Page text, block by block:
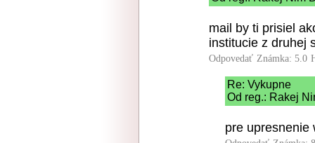
mail by ti prisiel
institucie z druhej
Odpovedať Známka: 5.0
Re: Vykupne
Od reg.: Rakej
pre upresnenie